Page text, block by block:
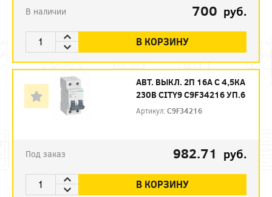
В наличии 700 руб.
В КОРЗИНУ
АВТ. ВЫКЛ. 2П 16А С 4,5КА
230В CITY9 C9F34216 УП.6
Артикул:C9F34216
Под заказ 982.71 руб.
В КОРЗИНУ